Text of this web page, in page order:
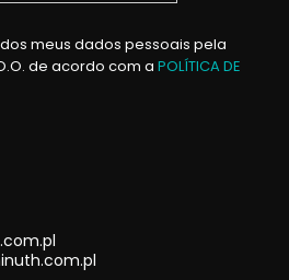
meus dados pessoais pela
O.O. de acordo com a POLÍTICA DE